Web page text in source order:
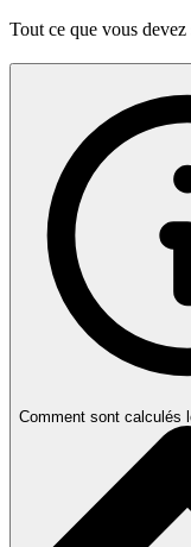
Tout ce que vous
Comment sont calculés